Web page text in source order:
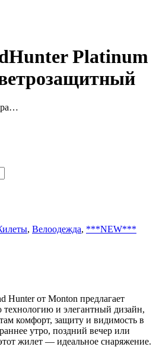
Platinum
, Велоодежда, ***NEW***
Hunter от Monton предлагает
и элегантный дизайн,
комфорт, защиту и видимость в
утро, поздний вечер или
жилет — идеальное снаряжение.